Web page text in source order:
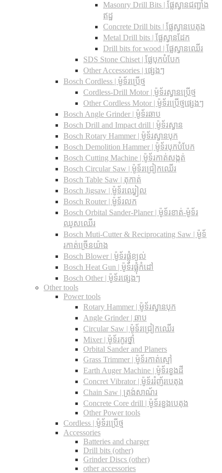
Masonry Drill Bits |​ ផ្លែស្វានជញ្ជាំង
ឥដ្ឋ
Concrete Drill bits |​ ផ្លែស្វានបេតុង
Metal Drill bits |​ ផ្លែស្វានដែក
Drill bits for wood |​ ផ្លែស្វានឈើរ
SDS Stone Chiset |​ ផ្លែបុកបំបែក
Other Accessories | ផ្សេងៗ
Bosch Cordless | ម៉ូទ័រប្រើថ្ម
Cordless-Drill Motor | ម៉ូទ័រស្វានប្រើថ្ម
Other Cordless Motor | ម៉ូទ័រប្រើថ្មផ្សេងៗ
Bosch Angle Grinder | ម៉ូទ័រឆាប
Bosch Drill and Impact drill | ម៉ូទ័រស្វាន
Bosch Rotary Hammer | ម៉ូទ័រស្វានបុក
Bosch Demolition Hammer | ម៉ូទ័របុកបំបែក
Bosch Cutting Machine | ម៉ូទ័រកាត់សង្កត់
Bosch Circular Saw | ម៉ូទ័រជ្រៀកឈើរ
Bosch Table Saw | តុកាត់
Bosch Jigsaw | ម៉ូទ័រឈ្វៀល
Bosch Router | ម៉ូទ័រលក
Bosch Orbital Sander-Planer​ | ម៉ូទ័រខាត់-ម៉ូទ័រ
ឈូសឈើរ
Bosch Muti-Cutter & Reciprocating Saw​ | ម៉ូទ័
រកាត់ច្រើនយ៉ាង
Bosch Blower | ម៉ូទ័រផ្លុំខ្យល់
Bosch Heat Gun | ម៉ូទ័រផ្លុំកំដៅ
Bosch Other | ម៉ូទ័រផ្សេងៗ
Other tools
Power tools
Rotary Hammer | ម៉ូទ័រស្វានបុក
Angle Grinder | ឆាប
Circular Saw​ | ម៉ូទ័រជ្រៀកឈើរ
Mixer | ម៉ូទ័រកូរថ្នាំ
Orbital Sander and Planers
Grass Trimmer | ម៉ូទ័រកាត់ស្មៅ
Earth Auger Machine | ម៉ូទ័រខួងដី
Concret Vibrator | ម៉ូទ័ររំញ័របេតុង
Chain Saw | ត្រង់សាណ័រ
Concrete Core drill | ម៉ូទ័រខួងបេតុង
Other Power tools
Cordless​ | ម៉ូទ័រប្រើថ្ម
Accessories
Batteries and charger
Drill bits (other)
Grinder Discs (other)
other accessories